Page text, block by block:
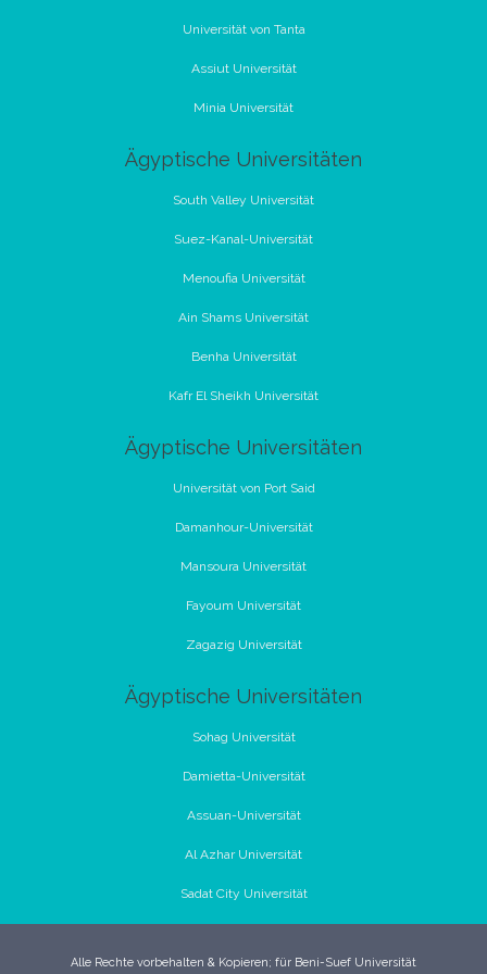
Universität von Tanta
Assiut Universität
Minia Universität
Ägyptische Universitäten
South Valley Universität
Suez-Kanal-Universität
Menoufia Universität
Ain Shams Universität
Benha Universität
Kafr El Sheikh Universität
Ägyptische Universitäten
Universität von Port Said
Damanhour-Universität
Mansoura Universität
Fayoum Universität
Zagazig Universität
Ägyptische Universitäten
Sohag Universität
Damietta-Universität
Assuan-Universität
Al Azhar Universität
Sadat City Universität
Alle Rechte vorbehalten & Kopieren; für Beni-Suef Universität